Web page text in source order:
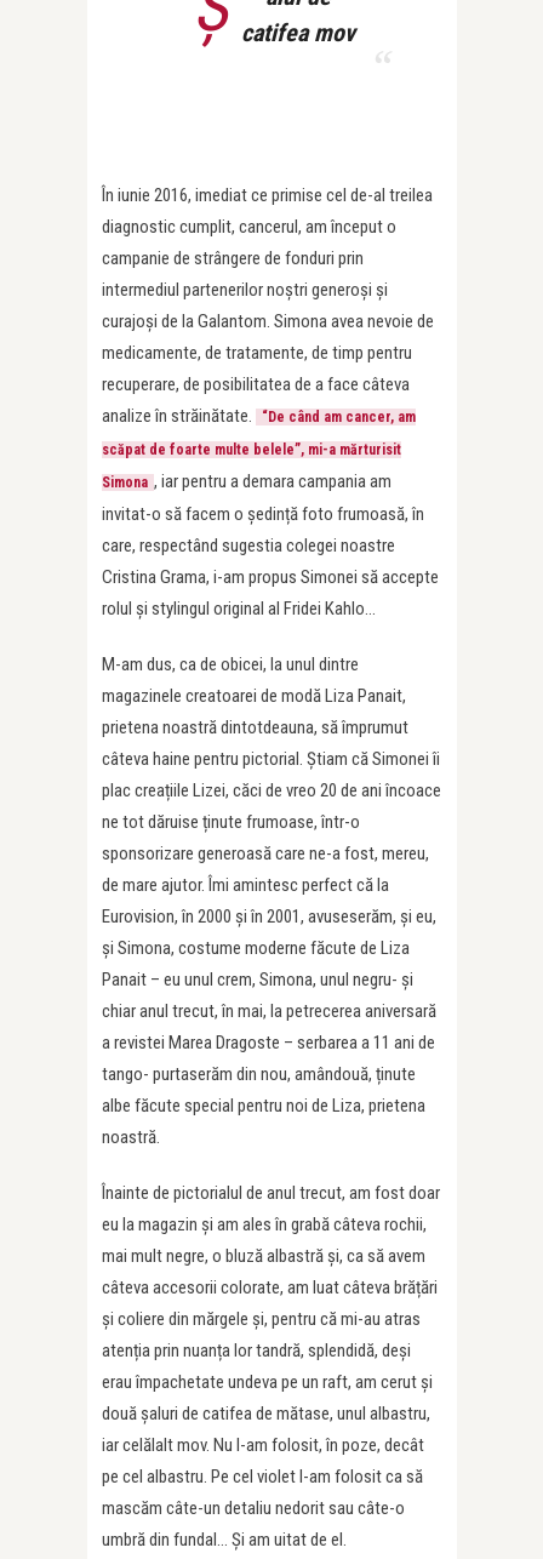
catifea mov
În iunie 2016, imediat ce primise cel de-al treilea
diagnostic cumplit, cancerul, am început o
campanie de strângere de fonduri prin
intermediul partenerilor noștri generoși și
curajoși de la Galantom. Simona avea nevoie de
medicamente, de tratamente, de timp pentru
recuperare, de posibilitatea de a face câteva
analize în străinătate.
“De când am cancer, am
scăpat de foarte multe belele”, mi-a mărturisit
Simona , iar pentru a demara campania am
invitat-o să facem o ședință foto frumoasă, în
care, respectând sugestia colegei noastre
Cristina Grama, i-am propus Simonei să accepte
rolul și stylingul original al Fridei Kahlo…
M-am dus, ca de obicei, la unul dintre
magazinele creatoarei de modă Liza Panait,
prietena noastră dintotdeauna, să împrumut
câteva haine pentru pictorial. Știam că Simonei îi
plac creațiile Lizei, căci de vreo 20 de ani încoace
ne tot dăruise ținute frumoase, într-o
sponsorizare generoasă care ne-a fost, mereu,
de mare ajutor. Îmi amintesc perfect că la
Eurovision, în 2000 și în 2001, avuseserăm, și eu,
și Simona, costume moderne făcute de Liza
Panait – eu unul crem, Simona, unul negru- și
chiar anul trecut, în mai, la petrecerea aniversară
a revistei Marea Dragoste – serbarea a 11 ani de
tango- purtaserăm din nou, amândouă, ținute
albe făcute special pentru noi de Liza, prietena
noastră.
Înainte de pictorialul de anul trecut, am fost doar
eu la magazin și am ales în grabă câteva rochii,
mai mult negre, o bluză albastră și, ca să avem
câteva accesorii colorate, am luat câteva brățări
și coliere din mărgele și, pentru că mi-au atras
atenția prin nuanța lor tandră, splendidă, deși
erau împachetate undeva pe un raft, am cerut și
două șaluri de catifea de mătase, unul albastru,
iar celălalt mov. Nu l-am folosit, în poze, decât
pe cel albastru. Pe cel violet l-am folosit ca să
mascăm câte-un detaliu nedorit sau câte-o
umbră din fundal… Și am uitat de el.